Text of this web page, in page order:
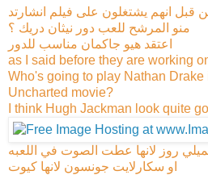
قبل انهم يشتغلون على فيلم انشارتد
منو المرشح للعب دور نيثان دريك ؟
اعتقد هيو جاكمان مناسب للدور
as I said before they are working
Who's going to play Nathan Drake
Uncharted movie?
I think Hugh Jackman look quite
روز لانها عطت الصوت في اللعبه
او سكارلايت جونسون لانها كيوت